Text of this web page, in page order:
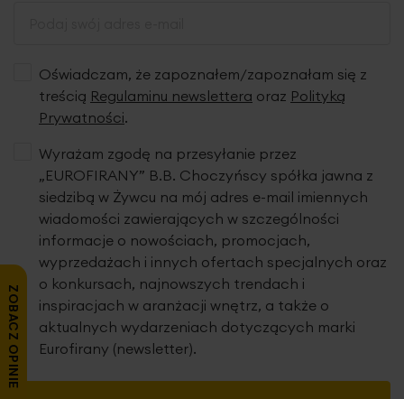
Oświadczam, że zapoznałem/zapoznałam się z
treścią Regulaminu newslettera oraz Polityką
Prywatności.
Wyrażam zgodę na przesyłanie przez
„EUROFIRANY” B.B. Choczyńscy spółka jawna z
siedzibą w Żywcu na mój adres e-mail imiennych
wiadomości zawierających w szczególności
informacje o nowościach, promocjach,
wyprzedażach i innych ofertach specjalnych oraz
o konkursach, najnowszych trendach i
inspiracjach w aranżacji wnętrz, a także o
aktualnych wydarzeniach dotyczących marki
Eurofirany (newsletter).
ZOBACZ OPINIE